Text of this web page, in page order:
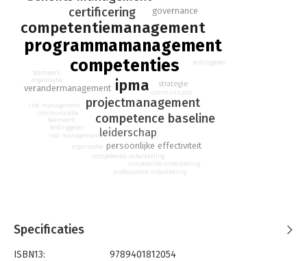
competenties
programmamanagement
ipma
competentiemanagement
projectmanagement
certificering
competence baseline
leiderschap
verandermanagement
governance
persoonlijke effectiviteit
strategie
competentie-ontwikkeling
communicatie
risk management
organisatie
leidinggeven
teamwork
competentie-ontwikkeling
communicatie
risk management
organisatie
professionele ontwikkeling
leidinggeven
teamwork
Specificaties
ISBN13:
9789401812054